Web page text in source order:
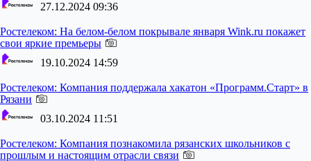
27.12.2024 09:36
Ростелеком: На белом-белом покрывале января Wink.ru покажет
свои яркие премьеры
19.10.2024 14:59
Ростелеком: Компания поддержала хакатон «Программ.Старт» в
Рязани
03.10.2024 11:51
Ростелеком: Компания познакомила рязанских школьников с
прошлым и настоящим отрасли связи